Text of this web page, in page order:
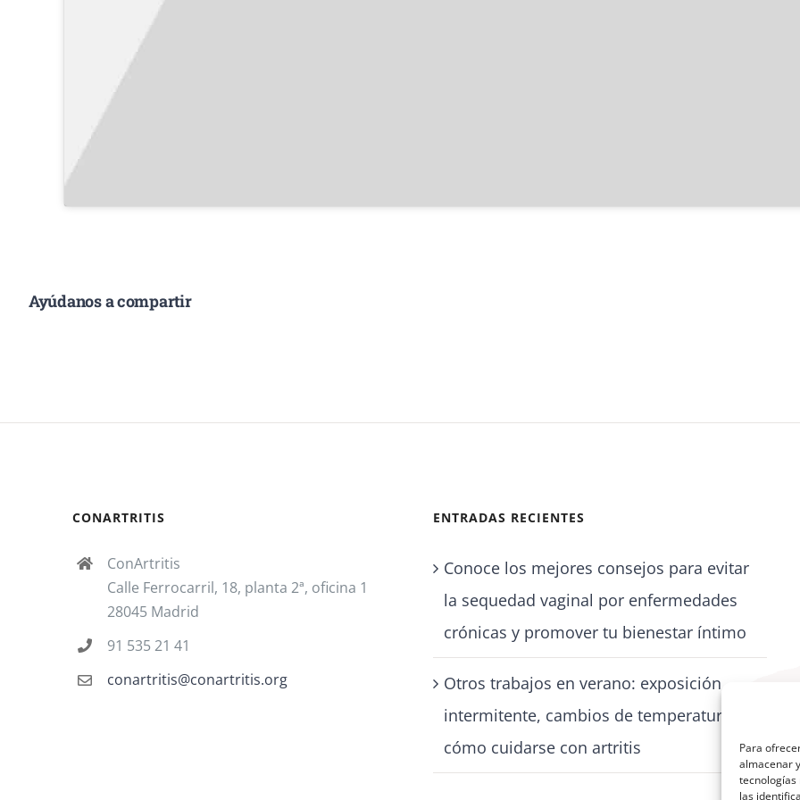
Para
almacenar
tecnologías
las
Ayúdanos a compartir
CONARTRITIS
ConArtritis
Calle Ferrocarril, 18, planta 2ª, oficina 1
28045 Madrid
91 535 21 41
conartritis@conartritis.org
ENTRADAS RECIENTES
Conoce los mejores consejos para evitar
la sequedad vaginal por enfermedades
crónicas y promover tu bienestar íntimo
Otros trabajos en verano: exposición
intermitente, cambios de temperatura y
cómo cuidarse con artritis